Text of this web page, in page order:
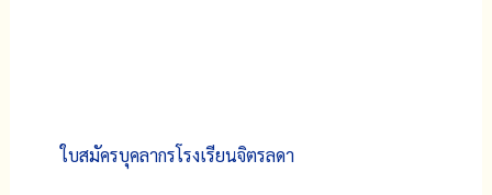
ใบสมัครบุคลากรโรงเรียนจิตรลดา